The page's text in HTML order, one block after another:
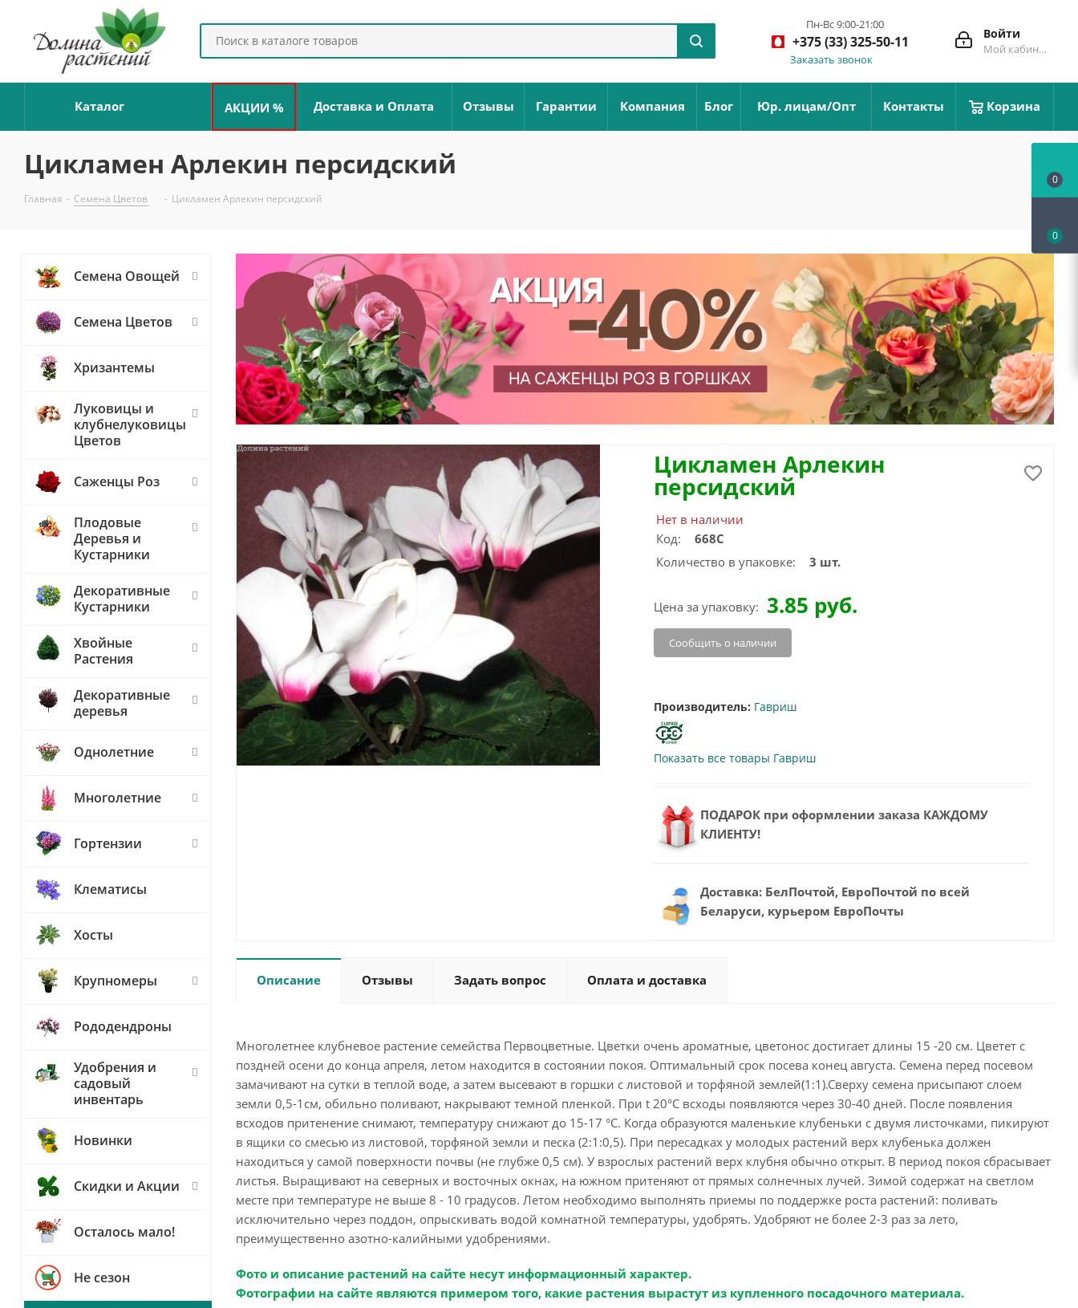
Войти
Мой кабинет
Пн-Вс 9:00-21:00
+375 (33) 325-50-11
Заказать звонок
Каталог АКЦИИ % Доставка и Оплата Отзывы Гарантии Компания Блог Юр. лицам/Опт Контакты Корзина
Цикламен Арлекин персидский
Главная - Семена Цветов - Цикламен Арлекин персидский
Цикламен Арлекин
персидский
Нет в наличии
Код:
668С
Количество в упаковке:
3 шт.
Цена за упаковку: 3.85 руб.
Сообщить о наличии
Производитель: Гавриш
Показать все товары Гавриш
ПОДАРОК при оформлении заказа КАЖДОМУ
КЛИЕНТУ!
Доставка: БелПочтой, ЕвроПочтой по всей
Беларуси, курьером ЕвроПочты
Описание Отзывы Задать вопрос Оплата и доставка
Многолетнее клубневое растение семейства Первоцветные. Цветки очень ароматные, цветонос достигает длины 15 -20 см. Цветет с
поздней осени до конца апреля, летом находится в состоянии покоя. Оптимальный срок посева конец августа. Семена перед посевом
замачивают на сутки в теплой воде, а затем высевают в горшки с листовой и торфяной землей(1:1).Сверху семена присыпают слоем
земли 0,5-1см, обильно поливают, накрывают темной пленкой. При t 20°C всходы появляются через 30-40 дней. После появления
всходов притенение снимают, температуру снижают до 15-17 °C. Когда образуются маленькие клубеньки с двумя листочками, пикируют
в ящики со смесью из листовой, торфяной земли и песка (2:1:0,5). При пересадках у молодых растений верх клубенька должен
находиться у самой поверхности почвы (не глубже 0,5 см). У взрослых растений верх клубня обычно открыт. В период покоя сбрасывает
листья. Выращивают на северных и восточных окнах, на южном притеняют от прямых солнечных лучей. Зимой содержат на светлом
месте при температуре не выше 8 - 10 градусов. Летом необходимо выполнять приемы по поддержке роста растений: поливать
исключительно через поддон, опрыскивать водой комнатной температуры, удобрять. Удобряют не более 2-3 раз за лето,
преимущественно азотно-калийными удобрениями.
Фото и описание растений на сайте несут информационный характер.
Фотографии на сайте являются примером того, какие растения вырастут из купленного посадочного материала.
Семена Овощей
Семена Цветов
Хризантемы
Луковицы и
клубнелуковицы
Цветов
Саженцы Роз
Плодовые
Деревья и
Кустарники
Декоративные
Кустарники
Хвойные
Растения
Декоративные
деревья
Однолетние
Многолетние
Гортензии
Клематисы
Хосты
Крупномеры
Рододендроны
Удобрения и
садовый
инвентарь
Новинки
Скидки и Акции
Осталось мало!
Не сезон
0
0